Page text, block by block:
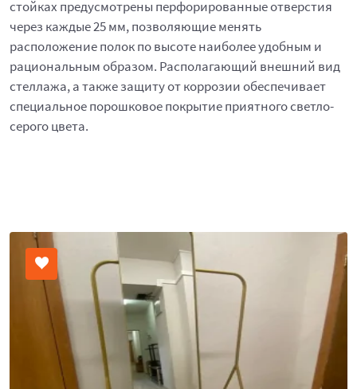
стойках предусмотрены перфорированные отверстия
через каждые 25 мм, позволяющие менять
расположение полок по высоте наиболее удобным и
рациональным образом. Располагающий внешний вид
стеллажа, а также защиту от коррозии обеспечивает
специальное порошковое покрытие приятного светло-
серого цвета.